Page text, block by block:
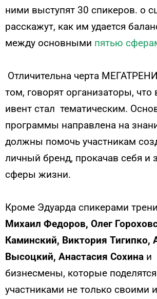
ними выступят 30 спикеров. о
расскажут, как им удается
между основными пятью
Отличительна черта
том, говорят организаторы, что
ивент стал тематическим.
программы направлена на
должны помочь участникам
личный бренд, прокачав себя и
сферы жизни.
Кроме Эдуарда спикерами
Михаил Федоров, Олег
Каминский, Виктория Тигипко,
Высоцкий, Анастасия Сохина и
бизнесмены, которые
участниками не только своими